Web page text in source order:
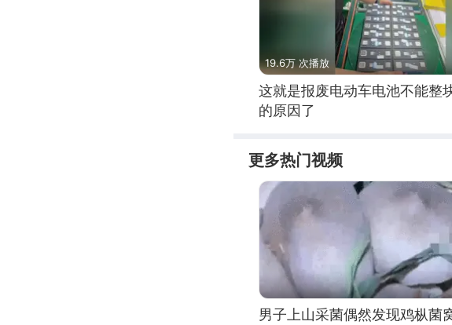
19.6万 次播放
这就是报废电动车电池不能整
的原因了
更多热门视频
男子上山采菌偶然发现鸡枞菌